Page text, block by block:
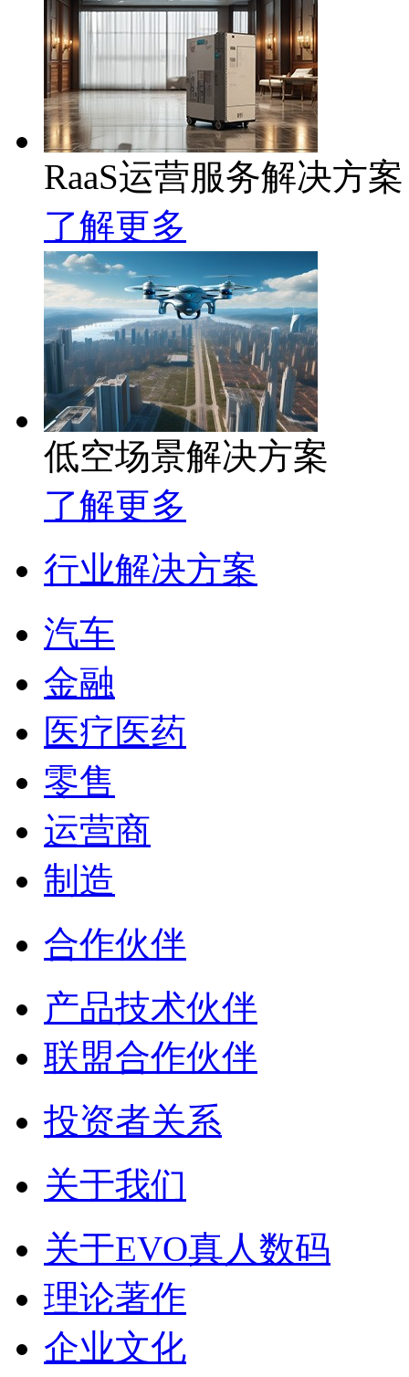
RaaS运营服务解决方案
了解更多
低空场景解决方案
了解更多
行业解决方案
汽车
金融
医疗医药
零售
运营商
制造
合作伙伴
产品技术伙伴
联盟合作伙伴
投资者关系
关于我们
关于EVO真人数码
理论著作
企业文化